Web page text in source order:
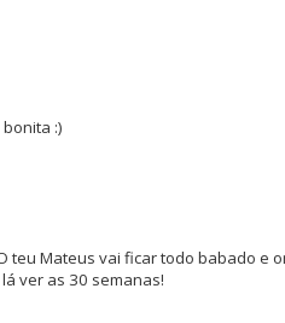
:)
teu Mateus vai ficar todo babado e
ver as 30 semanas!